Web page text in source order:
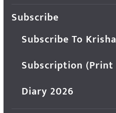
Subscribe
Subscribe To
Subscription
Diary 2026